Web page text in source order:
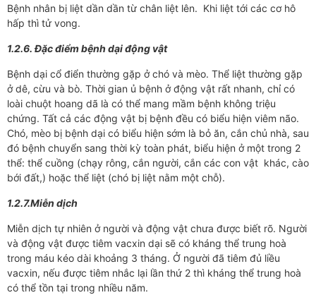
Bệnh nhân bị liệt dần dần từ chân liệt lên. Khi liệt tới các cơ hô
hấp thì tử vong.
1.2.6. Đặc điểm bệnh dại động vật
Bệnh dại cổ điển thường gặp ở chó và mèo. Thể liệt thường gặp
ở dê, cừu và bò. Thời gian ủ bệnh ở động vật rất nhanh, chỉ có
loài chuột hoang dã là có thể mang mầm bệnh không triệu
chứng. Tất cả các động vật bị bệnh đều có biểu hiện viêm não.
Chó, mèo bị bệnh dại có biểu hiện sớm là bỏ ăn, cắn chủ nhà, sau
đó bệnh chuyển sang thời kỳ toàn phát, biểu hiện ở một trong 2
thể: thể cuồng (chạy rông, cắn người, cắn các con vật khác, cào
bới đất,) hoặc thể liệt (chó bị liệt nằm một chỗ).
1.2.7.Miễn dịch
Miễn dịch tự nhiên ở người và động vật chưa được biết rõ. Người
và động vật được tiêm vacxin dại sẽ có kháng thể trung hoà
trong máu kéo dài khoảng 3 tháng. Ở người đã tiêm đủ liều
vacxin, nếu được tiêm nhắc lại lần thứ 2 thì kháng thể trung hoà
có thể tồn tại trong nhiều năm.